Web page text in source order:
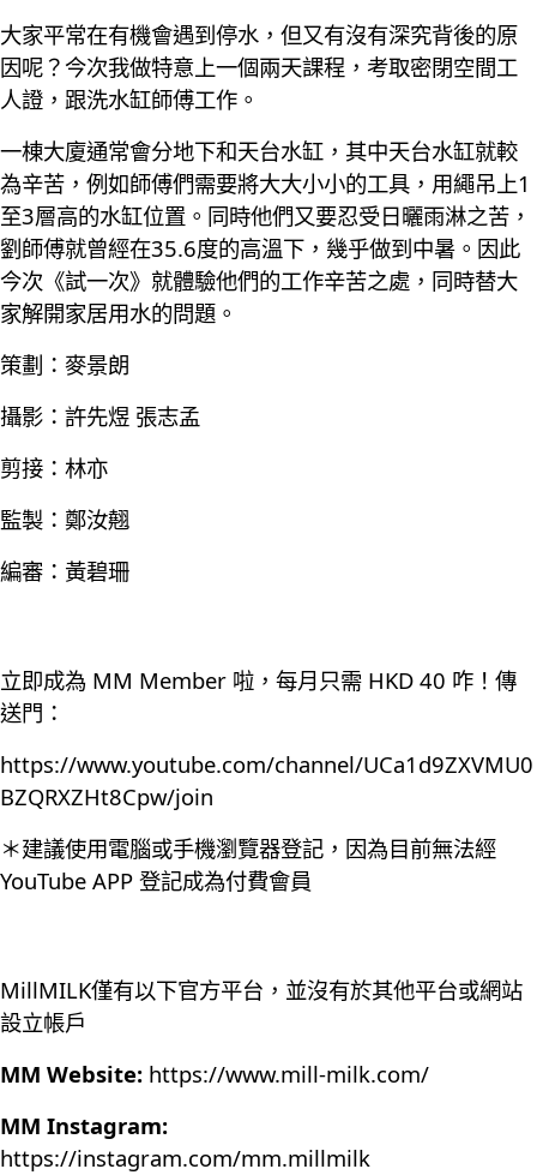
大家平常在有機會遇到停水，但又有沒有深究背後的原
因呢？今次我做特意上一個兩天課程，考取密閉空間工
人證，跟洗水缸師傅工作。
一棟大廈通常會分地下和天台水缸，其中天台水缸就較
為辛苦，例如師傅們需要將大大小小的工具，用繩吊上1
至3層高的水缸位置。同時他們又要忍受日曬雨淋之苦，
劉師傅就曾經在35.6度的高溫下，幾乎做到中暑。因此
今次《試一次》就體驗他們的工作辛苦之處，同時替大
家解開家居用水的問題。
策劃：麥景朗
攝影：許先煜 張志孟
剪接：林亦
監製：鄭汝翹
編審：黃碧珊
立即成為 MM Member 啦，每月只需 HKD 40 咋！傳
送門：
https://www.youtube.com/channel/UCa1d9ZXVMU0
BZQRXZHt8Cpw/join
＊建議使用電腦或手機瀏覽器登記，因為目前無法經
YouTube APP 登記成為付費會員
MillMILK僅有以下官方平台，並沒有於其他平台或網站
設立帳戶
MM Website: https://www.mill-milk.com/
MM Instagram:
https://instagram.com/mm.millmilk